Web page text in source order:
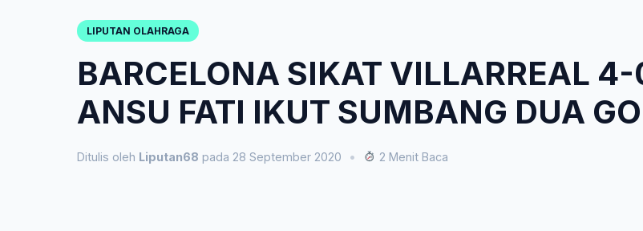
LIPUTAN OLAHRAGA
BARCELONA SIKAT VILLARREAL
ANSU FATI IKUT SUMBANG DUA
Ditulis oleh Liputan68 pada 28 September 2020 • 2 Menit Baca